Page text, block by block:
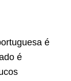
é
é